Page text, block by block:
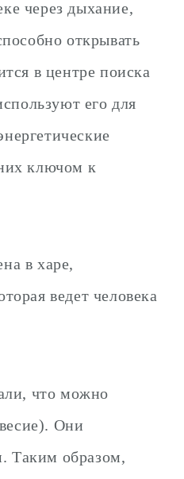
через дыхание,
открывать
в центре поиска
его для
ключом к
в харе,
ведет человека
что можно
Они
Таким образом,